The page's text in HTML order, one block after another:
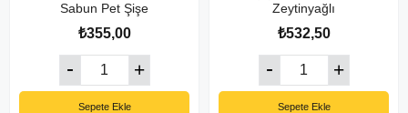
Sabun Pet Şişe
₺355,00
Sepete Ekle
Zeytinyağlı
₺532,50
Sepete Ekle